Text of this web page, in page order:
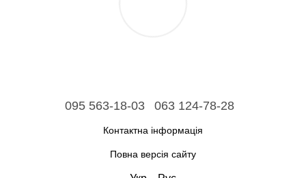
095 563-18-03 063 124-78-28
Контактна інформація
Повна версія сайту